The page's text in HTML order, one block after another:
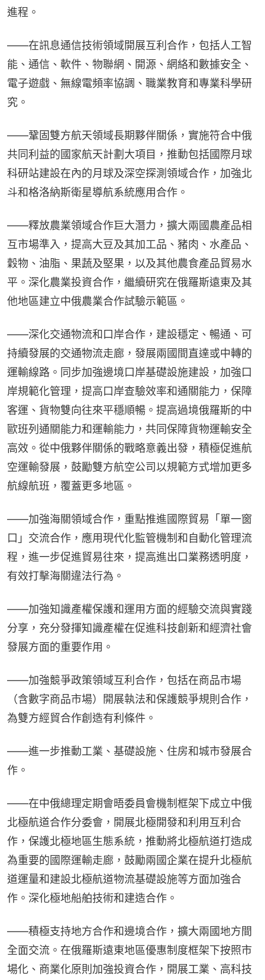
進程。
——在訊息通信技術領域開展互利合作，包括人工智
能、通信、軟件、物聯網、開源、網絡和數據安全、
電子遊戲、無線電頻率協調、職業教育和專業科學研
究。
——鞏固雙方航天領域長期夥伴關係，實施符合中俄
共同利益的國家航天計劃大項目，推動包括國際月球
科研站建設在內的月球及深空探測領域合作，加強北
斗和格洛納斯衛星導航系統應用合作。
——釋放農業領域合作巨大潛力，擴大兩國農產品相
互市場準入，提高大豆及其加工品、豬肉、水產品、
穀物、油脂、果蔬及堅果，以及其他農食產品貿易水
平。深化農業投資合作，繼續研究在俄羅斯遠東及其
他地區建立中俄農業合作試驗示範區。
——深化交通物流和口岸合作，建設穩定、暢通、可
持續發展的交通物流走廊，發展兩國間直達或中轉的
運輸線路。同步加強邊境口岸基礎設施建設，加強口
岸規範化管理，提高口岸查驗效率和通關能力，保障
客運、貨物雙向往來平穩順暢。提高過境俄羅斯的中
歐班列通關能力和運輸能力，共同保障貨物運輸安全
高效。從中俄夥伴關係的戰略意義出發，積極促進航
空運輸發展，鼓勵雙方航空公司以規範方式增加更多
航線航班，覆蓋更多地區。
——加強海關領域合作，重點推進國際貿易「單一窗
口」交流合作，應用現代化監管機制和自動化管理流
程，進一步促進貿易往來，提高進出口業務透明度，
有效打擊海關違法行為。
——加強知識產權保護和運用方面的經驗交流與實踐
分享，充分發揮知識產權在促進科技創新和經濟社會
發展方面的重要作用。
——加強競爭政策領域互利合作，包括在商品市場
（含數字商品市場）開展執法和保護競爭規則合作，
為雙方經貿合作創造有利條件。
——進一步推動工業、基礎設施、住房和城市發展合
作。
——在中俄總理定期會晤委員會機制框架下成立中俄
北極航道合作分委會，開展北極開發和利用互利合
作，保護北極地區生態系統，推動將北極航道打造成
為重要的國際運輸走廊，鼓勵兩國企業在提升北極航
道運量和建設北極航道物流基礎設施等方面加強合
作。深化極地船舶技術和建造合作。
——積極支持地方合作和邊境合作，擴大兩國地方間
全面交流。在俄羅斯遠東地區優惠制度框架下按照市
場化、商業化原則加強投資合作，開展工業、高科技